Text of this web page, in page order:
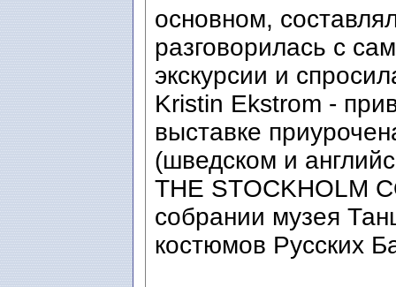
основном,
разговорилась с
экскурсии и
Kristin Ekstrom -
выставке
(шведском и
THE STOCKHOLM
собрании музея
костюмов Русских